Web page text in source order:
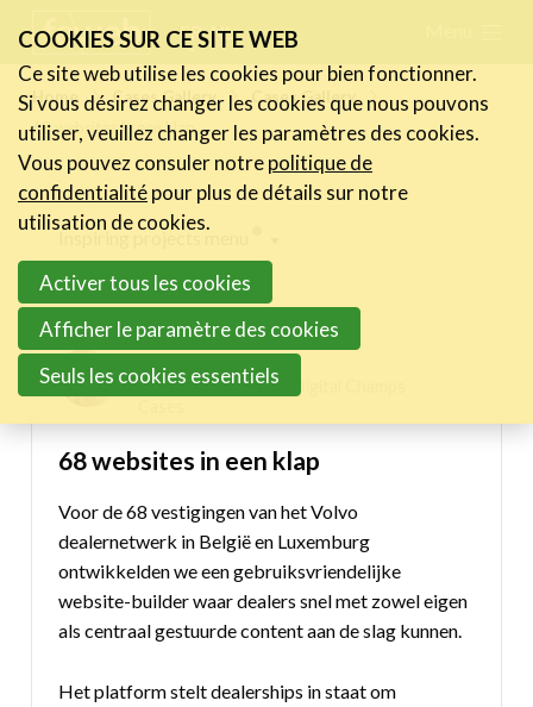
links
Jump
to
navigation
Jump
main
content
FR NL
Home Cases Gallery
Cases Gallery
68 websites in een klap
Digital Champs Cases
Pieter Janssens
21/05/2021 15:43 in
68 websites in een klap
Voor de 68 vestigingen van het Volvo
dealernetwerk in België en Luxemburg
ontwikkelden we een gebruiksvriendelijke
website-builder waar dealers snel met zowel eigen
als centraal gestuurde content aan de slag kunnen.
Het platform stelt dealerships in staat om
Actualités
Activités
Cases Gallery
Le Toolbox
Annuaire prestataires
A propos
Become a member
COOKIES SUR CE SITE WEB
Ce site web utilise les cookies pour bien fonctionner.
Si vous désirez changer les cookies que nous pouvons
utiliser, veuillez changer les paramètres des cookies.
Vous pouvez consuler notrepolitique de
confidentialitépour plus de détails sur notre
utilisation de cookies.
Activer tous les cookies
Afficher le paramètre des cookies
Seuls les cookies essentiels